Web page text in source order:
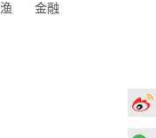
金融